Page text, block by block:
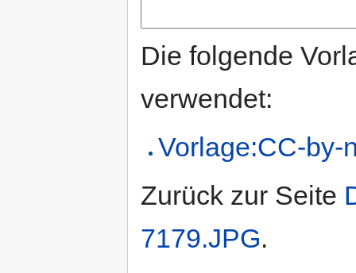
Die folgende
verwendet:
Vorlage:CC-by-
Zurück zur Seite
7179.JPG.